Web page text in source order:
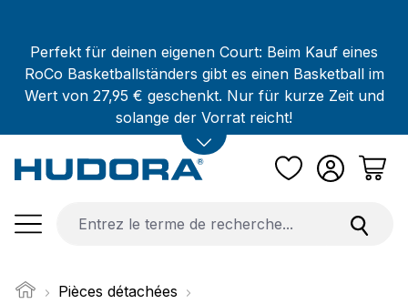
Perfekt für deinen eigenen Court: Beim Kauf eines
RoCo Basketballständers gibt es einen Basketball im
Wert von 27,95 € geschenkt. Nur für kurze Zeit und
solange der Vorrat reicht!
Pièces détachées